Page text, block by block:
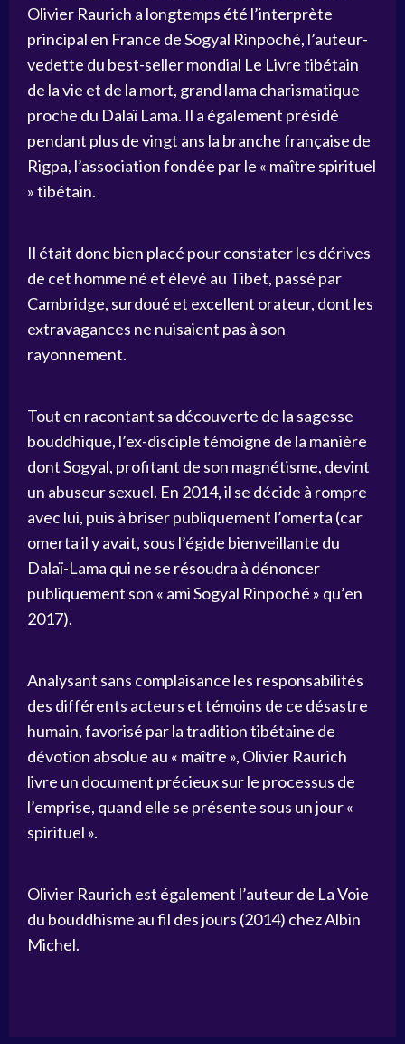
Olivier Raurich a longtemps été l’interprète
principal en France de Sogyal Rinpoché, l’auteur-
vedette du best-seller mondial Le Livre tibétain
de la vie et de la mort, grand lama charismatique
proche du Dalaï Lama. Il a également présidé
pendant plus de vingt ans la branche française de
Rigpa, l’association fondée par le « maître spirituel
» tibétain.
Il était donc bien placé pour constater les dérives
de cet homme né et élevé au Tibet, passé par
Cambridge, surdoué et excellent orateur, dont les
extravagances ne nuisaient pas à son
rayonnement.
Tout en racontant sa découverte de la sagesse
bouddhique, l’ex-disciple témoigne de la manière
dont Sogyal, profitant de son magnétisme, devint
un abuseur sexuel. En 2014, il se décide à rompre
avec lui, puis à briser publiquement l’omerta (car
omerta il y avait, sous l’égide bienveillante du
Dalaï-Lama qui ne se résoudra à dénoncer
publiquement son « ami Sogyal Rinpoché » qu’en
2017).
Analysant sans complaisance les responsabilités
des différents acteurs et témoins de ce désastre
humain, favorisé par la tradition tibétaine de
dévotion absolue au « maître », Olivier Raurich
livre un document précieux sur le processus de
l’emprise, quand elle se présente sous un jour «
spirituel ».
Olivier Raurich est également l’auteur de La Voie
du bouddhisme au fil des jours (2014) chez Albin
Michel.